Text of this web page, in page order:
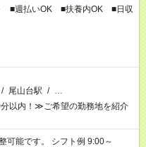
■週払いOK ■扶養内OK ■日収
/ 尾山台駅 / …
以内！≫ご希望の勤務地を紹介
シフト例 9:00～